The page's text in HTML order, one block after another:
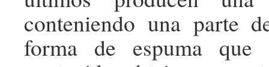
conteniendo una parte
forma de espuma